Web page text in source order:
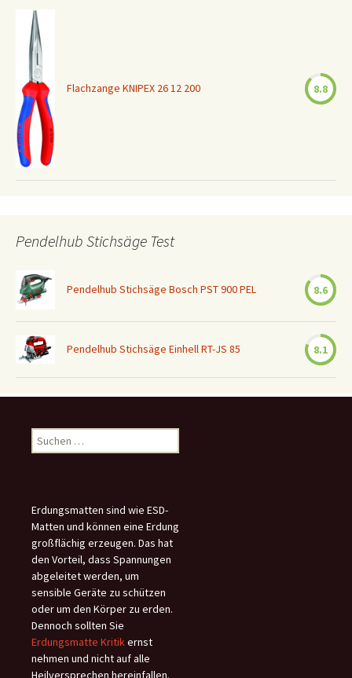
Flachzange KNIPEX 26 12 200 8.8
Pendelhub Stichsäge Test
Pendelhub Stichsäge Bosch PST 900 PEL 8.6
Pendelhub Stichsäge Einhell RT-JS 85 8.1
Suchen
nach:
Erdungsmatten sind wie ESD-
Matten und können eine Erdung
großflächig erzeugen. Das hat
den Vorteil, dass Spannungen
abgeleitet werden, um
sensible Geräte zu schützen
oder um den Körper zu erden.
Dennoch sollten Sie
Erdungsmatte Kritikernst
nehmen und nicht auf alle
Heilversprechen hereinfallen.